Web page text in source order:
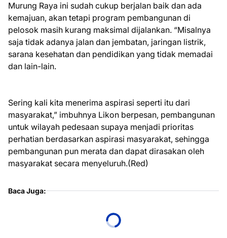
Murung Raya ini sudah cukup berjalan baik dan ada
kemajuan, akan tetapi program pembangunan di
pelosok masih kurang maksimal dijalankan. “Misalnya
saja tidak adanya jalan dan jembatan, jaringan listrik,
sarana kesehatan dan pendidikan yang tidak memadai
dan lain-lain.
Sering kali kita menerima aspirasi seperti itu dari
masyarakat,” imbuhnya Likon berpesan, pembangunan
untuk wilayah pedesaan supaya menjadi prioritas
perhatian berdasarkan aspirasi masyarakat, sehingga
pembangunan pun merata dan dapat dirasakan oleh
masyarakat secara menyeluruh.(Red)
Baca Juga: